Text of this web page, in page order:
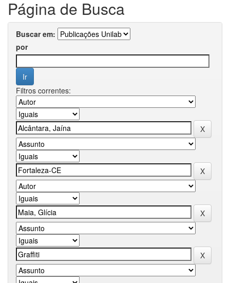
Página de Busca
Buscar em:
por
Filtros correntes: